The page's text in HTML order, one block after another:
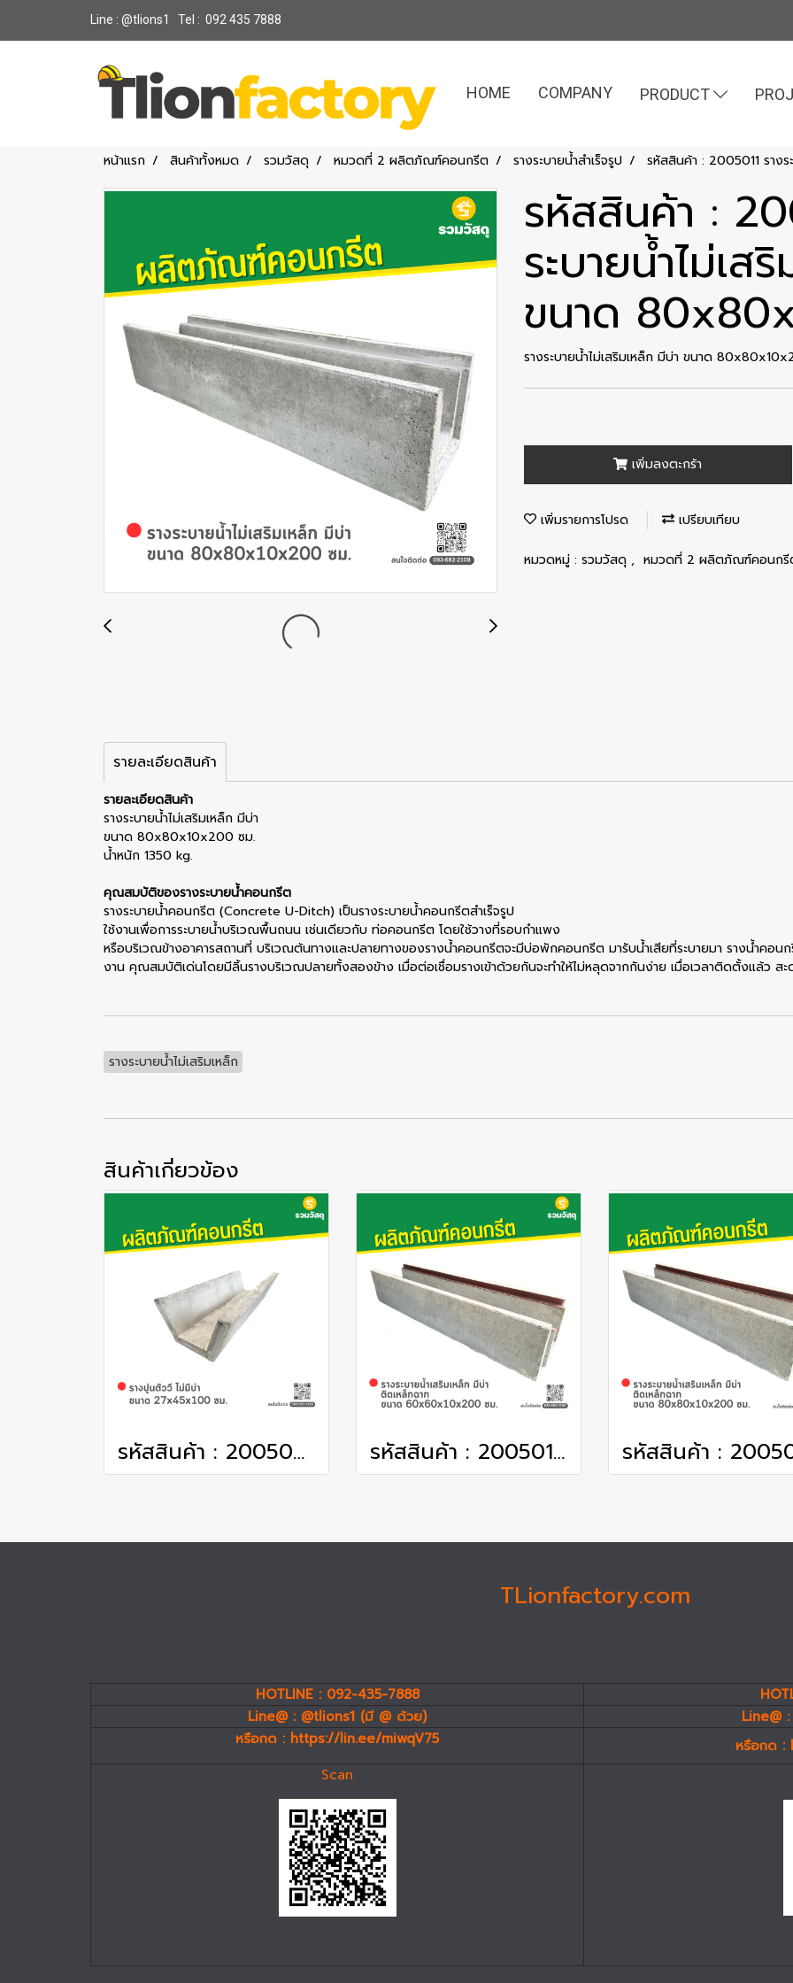
Line : @tlions1 Tel : 092 435 7888
HOME COMPANY PRODUCT
หน้าแรก สินค้าทั้งหมด รวมวัสดุ หมวดที่ 2 ผลิตภัณฑ์คอนกรีต รางระบายน้ำสำเร็จรูป รหัสสินค้า : 2005011 ราง
รหัสสินค้า :
ระบายน้ำไม่เส
ขนาด
รางระบายน้ำไม่เสริมเหล็ก มีบ่า ขนาด
เพิ่มลงตะกร้า
เพิ่มรายการโปรด เปรียบเทียบ
หมวดหมู่ : รวมวัสดุ , หมวดที่ 2 ผลิตภัณฑ์คอนก
รายละเอียดสินค้า
รายละเอียดสินค้า
รางระบายน้ำไม่เสริมเหล็ก มีบ่า
ขนาด 80x80x10x200 ซม.
น้ำหนัก 1350 kg.
คุณสมบัติของรางระบายน้ำคอนกรีต
รางระบายน้ำคอนกรีต (Concrete U-Ditch) เป็นรางระบายน้ำคอนกรีตสำเร็จรูป
ใช้งานเพื่อการระบายน้ำบริเวณพื้นถนน เช่นเดียวกับ ท่อคอนกรีต โดยใช้วางที่รอบกำแพง
หรือบริเวณข้างอาคารสถานที่ บริเวณต้นทางและปลายทางของรางน้ำคอนกรีตจะมีบ่อพักคอนกรีต มารับน้ำเสียที่ระบายมา รางน้ำคอ
งาน คุณสมบัติเด่นโดยมีลิ้นรางบริเวณปลายทั้งสองข้าง เมื่อต่อเชื่อมรางเข้าด้วยกันจะทำให้ไม่หลุดจากกันง่าย เมื่อเวลาติดตั้งแล้ว ส
รางระบายน้ำไม่เสริมเหล็ก
สินค้าเกี่ยวข้อง
รหัสสินค้า : 2005050 รางปูนตัววี ขนาด 27x45x100 ซม. รหัสสินค้า : 2005010 รางระบายน้ำเสริมเหล็ก มีบ่า ติดเหล็กฉาก ขนาด 60x60x10x200 ซม.
TLionfactory.com
HOTLINE : 092-435-7888
Line@ : @tlions1 (มี @ ด้วย)
Line@
หรือกด : https://lin.ee/miwqV75 หรือกด :
Scan